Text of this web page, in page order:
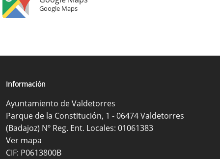
Google Maps
Información
Ayuntamiento de Valdetorres
Parque de la Constitución, 1 - 06474 Valdetorres
(Badajoz) Nº Reg. Ent. Locales: 01061383
Ver mapa
CIF: P0613800B